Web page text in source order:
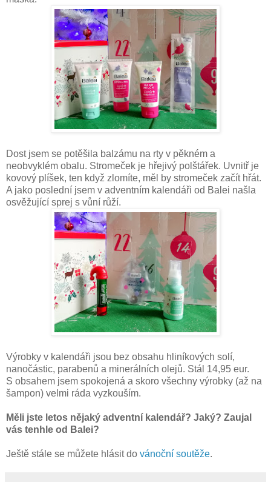
Dost jsem se potěšila balzámu na rty v pěkném a
neobvyklém obalu. Stromeček je hřejivý polštářek. Uvnitř je
kovový plíšek, ten když zlomíte, měl by stromeček začít hřát.
A jako poslední jsem v adventním kalendáři od Balei našla
osvěžující sprej s vůní růží.
Výrobky v kalendáři jsou bez obsahu hliníkových solí,
nanočástic, parabenů a minerálních olejů. Stál 14,95 eur.
S obsahem jsem spokojená a skoro všechny výrobky (až na
šampon) velmi ráda vyzkouším.
Měli jste letos nějaký adventní kalendář? Jaký? Zaujal
vás tenhle od Balei?
Ještě stále se můžete hlásit do vánoční soutěže.